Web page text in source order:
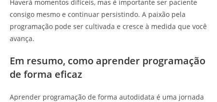
Haverá momentos difíceis, mas é importante ser paciente
consigo mesmo e continuar persistindo. A paixão pela
programação pode ser cultivada e cresce à medida que você
avança.
Em resumo, como aprender programação
de forma eficaz
Aprender programação de forma autodidata é uma jornada